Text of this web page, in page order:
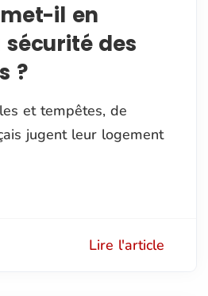
il en
des
?
et tempêtes, de
jugent leur logement
Lire l'article